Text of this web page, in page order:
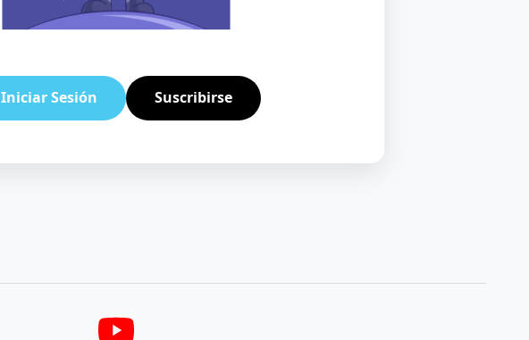
Iniciar Sesión Suscribirse